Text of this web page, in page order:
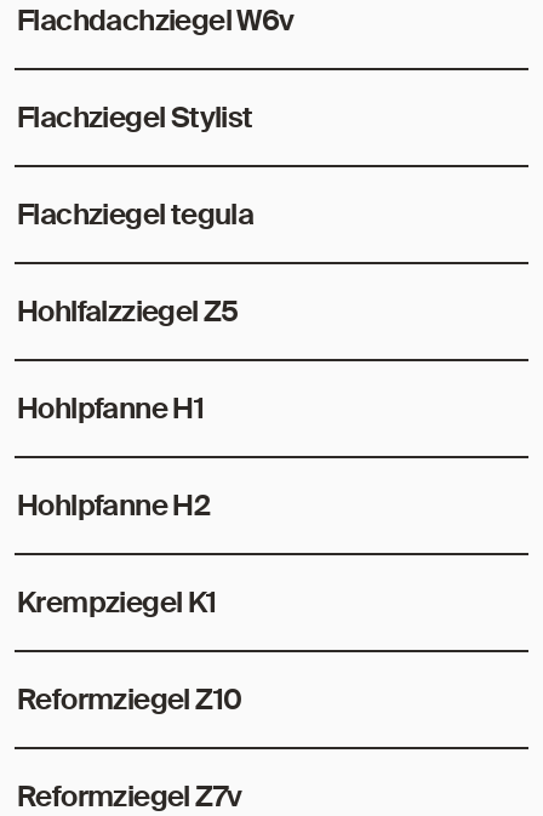
Flachdachziegel W6v
Flachziegel Stylist
Flachziegel tegula
Hohlfalzziegel Z5
Hohlpfanne H1
Hohlpfanne H2
Krempziegel K1
Reformziegel Z10
Reformziegel Z7v